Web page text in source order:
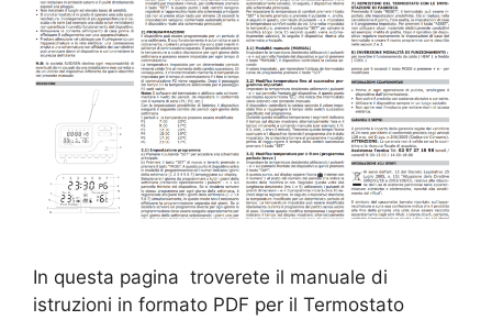
In questa pagina troverete il manuale di
istruzioni in formato PDF per il Termostato